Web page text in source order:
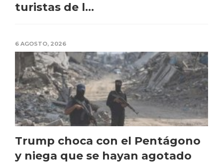
turistas de l...
6 AGOSTO, 2026
Trump choca con el Pentágono
y niega que se hayan agotado